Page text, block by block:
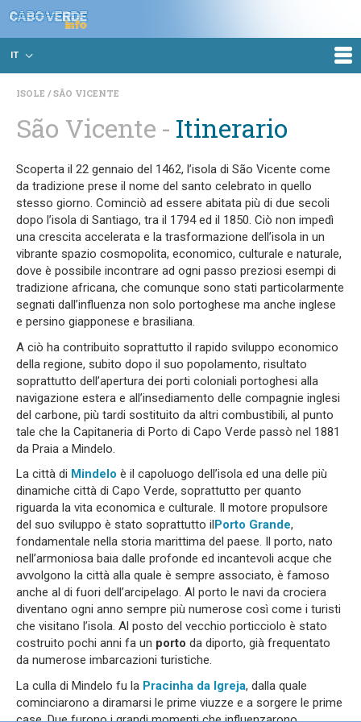
IT
ISOLE SÃO VICENTE
São Vicente Itinerario
Scoperta il 22 gennaio del 1462, l’isola di São Vicente come
da tradizione prese il nome del santo celebrato in quello
stesso giorno. Cominciò ad essere abitata più di due secoli
dopo l’isola di Santiago, tra il 1794 ed il 1850. Ciò non impedì
una crescita accelerata e la trasformazione dell’isola in un
vibrante spazio cosmopolita, economico, culturale e naturale,
dove è possibile incontrare ad ogni passo preziosi esempi di
tradizione africana, che comunque sono stati particolarmente
segnati dall’influenza non solo portoghese ma anche inglese
e persino giapponese e brasiliana.
A ciò ha contribuito soprattutto il rapido sviluppo economico
della regione, subito dopo il suo popolamento, risultato
soprattutto dell’apertura dei porti coloniali portoghesi alla
navigazione estera e all’insediamento delle compagnie inglesi
del carbone, più tardi sostituito da altri combustibili, al punto
tale che la Capitaneria di Porto di Capo Verde passò nel 1881
da Praia a Mindelo.
La città di Mindelo è il capoluogo dell’isola ed una delle più
dinamiche città di Capo Verde, soprattutto per quanto
riguarda la vita economica e culturale. Il motore propulsore
del suo sviluppo è stato soprattutto ilPorto Grande,
fondamentale nella storia marittima del paese. Il porto, nato
nell’armoniosa baia dalle profonde ed incantevoli acque che
avvolgono la città alla quale è sempre associato, è famoso
anche al di fuori dell’arcipelago. Al porto le navi da crociera
diventano ogni anno sempre più numerose così come i turisti
che visitano l’isola. Al posto del vecchio porticciolo è stato
costruito pochi anni fa un porto da diporto, già frequentato
da numerose imbarcazioni turistiche.
La culla di Mindelo fu la Pracinha da Igreja, dalla quale
cominciarono a diramarsi le prime viuzze e a sorgere le prime